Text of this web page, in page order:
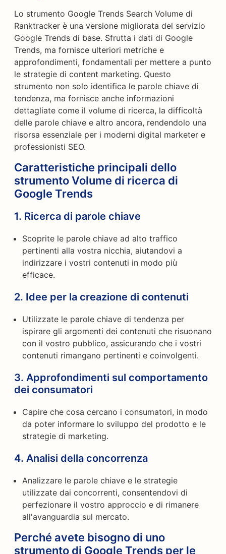
Lo strumento Google Trends Search Volume di
Ranktracker è una versione migliorata del servizio
Google Trends di base. Sfrutta i dati di Google
Trends, ma fornisce ulteriori metriche e
approfondimenti, fondamentali per mettere a punto
le strategie di content marketing. Questo
strumento non solo identifica le parole chiave di
tendenza, ma fornisce anche informazioni
dettagliate come il volume di ricerca, la difficoltà
delle parole chiave e altro ancora, rendendolo una
risorsa essenziale per i moderni digital marketer e
professionisti SEO.
Caratteristiche principali dello
strumento Volume di ricerca di
Google Trends
1. Ricerca di parole chiave
Scoprite le parole chiave ad alto traffico
pertinenti alla vostra nicchia, aiutandovi a
indirizzare i vostri contenuti in modo più
efficace.
2. Idee per la creazione di contenuti
Utilizzate le parole chiave di tendenza per
ispirare gli argomenti dei contenuti che risuonano
con il vostro pubblico, assicurando che i vostri
contenuti rimangano pertinenti e coinvolgenti.
3. Approfondimenti sul comportamento
dei consumatori
Capire che cosa cercano i consumatori, in modo
da poter informare lo sviluppo del prodotto e le
strategie di marketing.
4. Analisi della concorrenza
Analizzare le parole chiave e le strategie
utilizzate dai concorrenti, consentendovi di
perfezionare il vostro approccio e di rimanere
all'avanguardia sul mercato.
Perché avete bisogno di uno
strumento di Google Trends per le